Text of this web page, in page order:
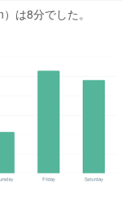
は8分でした。